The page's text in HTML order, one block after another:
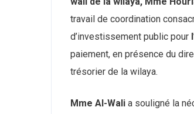
travail de coordination
d’investissement public pour
paiement, en présence du
trésorier de la wilaya.
Mme Al-Wali a souligné la